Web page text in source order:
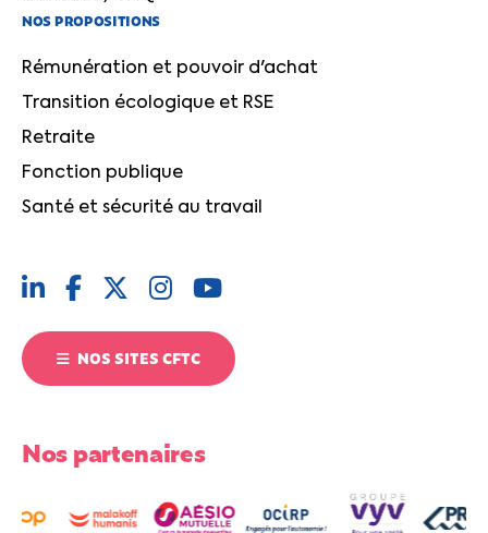
NOS PROPOSITIONS
Rémunération et pouvoir d'achat
Transition écologique et RSE
Retraite
Fonction publique
Santé et sécurité au travail
NOS SITES CFTC
Nos partenaires